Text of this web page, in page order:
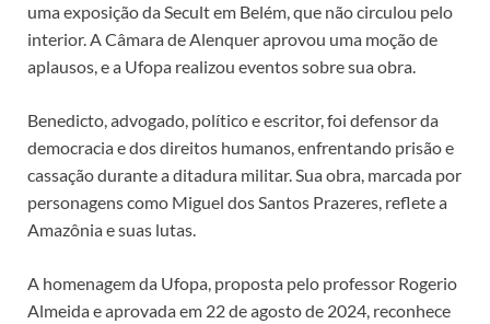
uma exposição da Secult em Belém, que não circulou pelo
interior. A Câmara de Alenquer aprovou uma moção de
aplausos, e a Ufopa realizou eventos sobre sua obra.
Benedicto, advogado, político e escritor, foi defensor da
democracia e dos direitos humanos, enfrentando prisão e
cassação durante a ditadura militar. Sua obra, marcada por
personagens como Miguel dos Santos Prazeres, reflete a
Amazônia e suas lutas.
A homenagem da Ufopa, proposta pelo professor Rogerio
Almeida e aprovada em 22 de agosto de 2024, reconhece